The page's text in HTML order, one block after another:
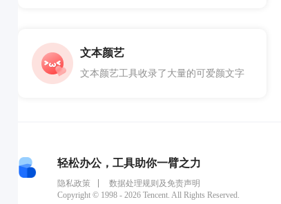
文本颜艺
文本颜艺工具收录了大量的可爱颜文字，可以
轻松办公，工具助你一臂之力
隐私政策
数据处理规则及免责声明
Copyright © 1998 - 2026 Tencent. All Rights Reserved.